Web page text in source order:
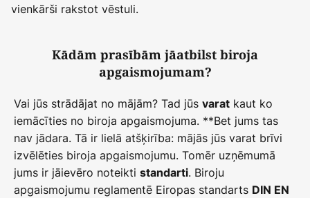
vienkārši rakstot vēstuli.
Kādām prasībām jāatbilst biroja
apgaismojumam?
Vai jūs strādājat no mājām? Tad jūs varat kaut ko
iemācīties no biroja apgaismojuma. **Bet jums tas
nav jādara. Tā ir lielā atšķirība: mājās jūs varat brīvi
izvēlēties biroja apgaismojumu. Tomēr uzņēmumā
jums ir jāievēro noteikti standarti. Biroju
apgaismojumu reglamentē Eiropas standarts DIN EN